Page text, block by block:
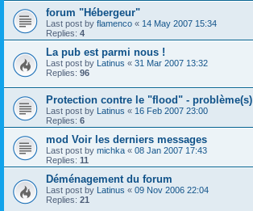
forum "Hébergeur"
Last post by flamenco « 14 May 2007 15:34
Replies: 4
La pub est parmi nous !
Last post by Latinus « 31 Mar 2007 13:32
Replies: 96
Protection contre le "flood" -
Last post by Latinus « 16 Feb 2007 23:00
Replies: 6
mod Voir les derniers messages
Last post by michka « 08 Jan 2007 17:43
Replies: 11
Déménagement du forum
Last post by Latinus « 09 Nov 2006 22:04
Replies: 21